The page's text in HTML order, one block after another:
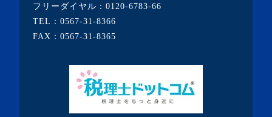
・2020年4月(3記事)
・2020年3月(7記事)
・2020年1月(3記事)
・2019年12月(7記事)
・2019年11月(7記事)
フリーダイヤル： 0120-6783-66
TEL： 0567-31-8366
FAX：0567-31-8365